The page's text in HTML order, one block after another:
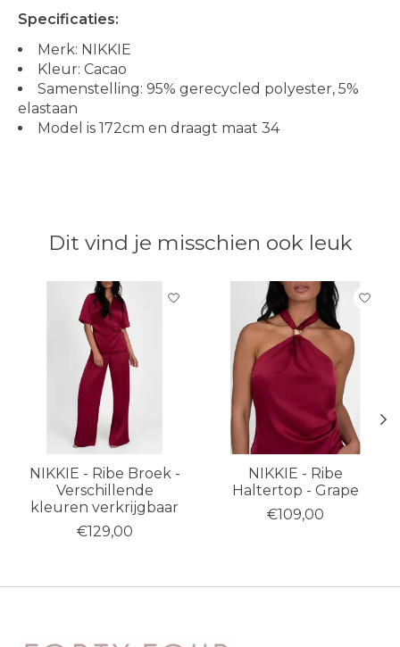
Specificaties:
Merk: NIKKIE
Kleur: Cacao
Samenstelling: 95% gerecycled polyester, 5%
elastaan
Model is 172cm en draagt maat 34
Dit vind je misschien ook leuk
Items van productcarrousel
NIKKIE - Ribe Broek -
Verschillende
kleuren verkrijgbaar
€129,00
NIKKIE - Ribe
Haltertop - Grape
€109,00